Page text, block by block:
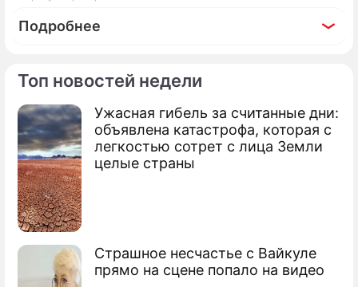
Топ новостей недели
Ужасная гибель за считанные дни:
объявлена катастрофа, которая с
легкостью сотрет с лица Земли
целые страны
Страшное несчастье с Вайкуле
прямо на сцене попало на видео
Подробнее
Фоторепортаж
Виллы и украшения: муж предложил Алсу
добра на три миллиарда за сохранение
семьи